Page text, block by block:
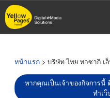
ข้าม
ไป
หน้าแรก > บริษัท ไทย ทาซากิ เ
หากคุณเป็นเจ้าของกิจการนี้
ทำเ